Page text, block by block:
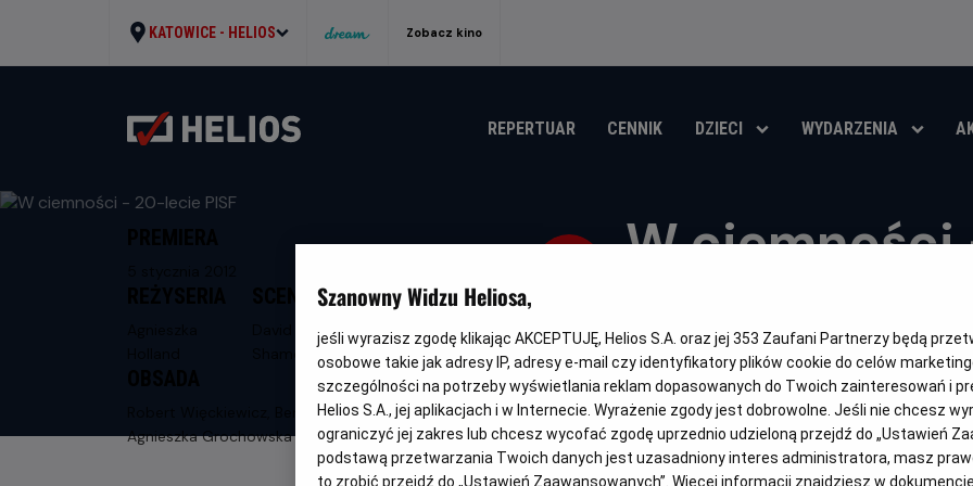
KATOWICE - HELIOS Zobacz kino
REPERTUAR CENNIK DZIECI WYDARZENIA
W
Oryginalny
tytuł
In Darkness Gatunek
Wojenny / Dramat
Minimalny
wiek
Od 13 latCzas
trwania
145 min
i
OBSERWUJ
SCENARIUSZ
Shamoon
Robert Więckiewicz, Benno Furmann,
Agnieszka Grochowska
Szanowny Widzu Heliosa,
jeśli wyrazisz zgodę klikając AKCEPTUJĘ, Helios S.A. oraz jej 353 Zaufani Partnerzy będą
osobowe takie jak adresy IP, adresy e-mail czy identyfikatory plików cookie do celów
szczególności na potrzeby wyświetlania reklam dopasowanych do Twoich zainteresowań i
Helios S.A., jej aplikacjach i w Internecie. Wyrażenie zgody jest dobrowolne. Jeśli nie chcesz
ograniczyć jej zakres lub chcesz wycofać zgodę uprzednio udzieloną przejdź do „Ustawień
podstawą przetwarzania Twoich danych jest uzasadniony interes administratora, masz
to zrobić przejdź do „Ustawień Zaawansowanych”. Więcej informacji znajdziesz w dokumencie